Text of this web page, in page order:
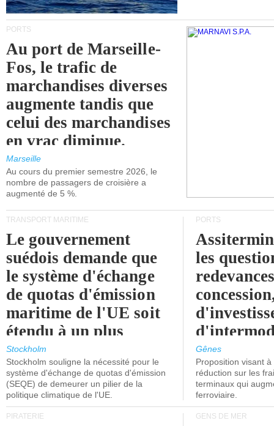
PORTS
Au port de Marseille-
Fos, le trafic de
marchandises diverses
augmente tandis que
celui des marchandises
en vrac diminue.
Marseille
Au cours du premier semestre 2026, le
nombre de passagers de croisière a
augmenté de 5 %.
TRANSPORT MARITIME
Le gouvernement
suédois demande que
le système d'échange
de quotas d'émission
maritime de l'UE soit
étendu à un plus
grand nombre de
navires.
Stockholm
Stockholm souligne la nécessité pour le
système d'échange de quotas d'émission
(SEQE) de demeurer un pilier de la
politique climatique de l'UE.
PORTS
les
l'attention
politiciens.
Gênes
Proposition visant
réduction sur les
terminaux qui
ferroviaire.
PIRATERIE GENS DE MER